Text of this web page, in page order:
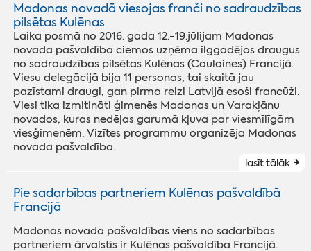
Madonas novadā viesojas franči no sadraudzības
pilsētas Kulēnas
Laika posmā no 2016. gada 12.-19.jūlijam Madonas
novada pašvaldība ciemos uzņēma ilggadējos draugus
no sadraudzības pilsētas Kulēnas (Coulaines) Francijā.
Viesu delegācijā bija 11 personas, tai skaitā jau
pazīstami draugi, gan pirmo reizi Latvijā esoši francūži.
Viesi tika izmitināti ģimenēs Madonas un Varakļānu
novados, kuras nedēļas garumā kļuva par viesmīlīgām
viesģimenēm. Vizītes programmu organizēja Madonas
novada pašvaldība.
lasīt tālāk
Pie sadarbības partneriem Kulēnas pašvaldībā
Francijā
Madonas novada pašvaldības viens no sadarbības
partneriem ārvalstīs ir Kulēnas pašvaldība Francijā.